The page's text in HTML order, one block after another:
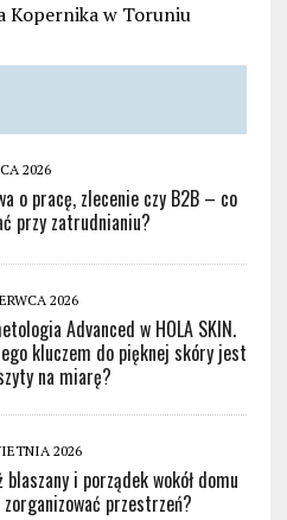
Kopernika w Toruniu
2026
o pracę, zlecenie czy B2B – co
przy zatrudnianiu?
2026
Advanced w HOLA SKIN.
kluczem do pięknej skóry jest
na miarę?
2026
blaszany i porządek wokół domu
przestrzeń?